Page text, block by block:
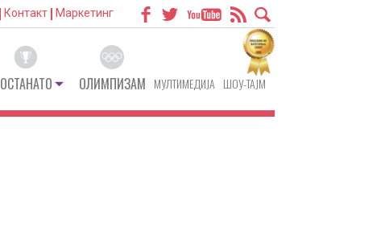
Контакт Маркетинг
ОСТАНАТО ОЛИМПИЗАМ МУЛТИМЕДИЈА ШОУ-ТАЈМ